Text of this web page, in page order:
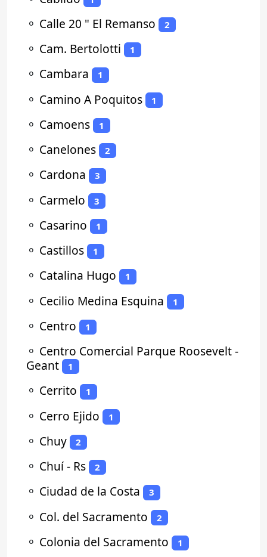
⚬ Calle 20 " El Remanso 2
⚬ Cam. Bertolotti 1
⚬ Cambara 1
⚬ Camino A Poquitos 1
⚬ Camoens 1
⚬ Canelones 2
⚬ Cardona 3
⚬ Carmelo 3
⚬ Casarino 1
⚬ Castillos 1
⚬ Catalina Hugo 1
⚬ Cecilio Medina Esquina 1
⚬ Centro 1
⚬ Centro Comercial Parque Roosevelt -
Geant
1
⚬ Cerrito 1
⚬ Cerro Ejido 1
⚬ Chuy 2
⚬ Chuí - Rs 2
⚬ Ciudad de la Costa 3
⚬ Col. del Sacramento 2
⚬ Colonia del Sacramento 1